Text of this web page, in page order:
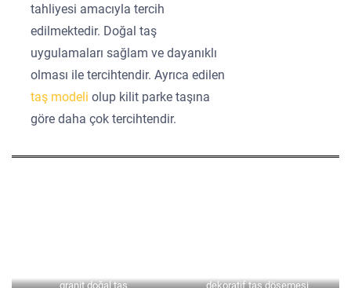
tahliyesi amacıyla tercih
edilmektedir. Doğal taş
uygulamaları sağlam ve dayanıklı
olması ile tercihtendir. Ayrıca edilen
taş modeliolup kilit parke taşına
göre daha çok tercihtendir.